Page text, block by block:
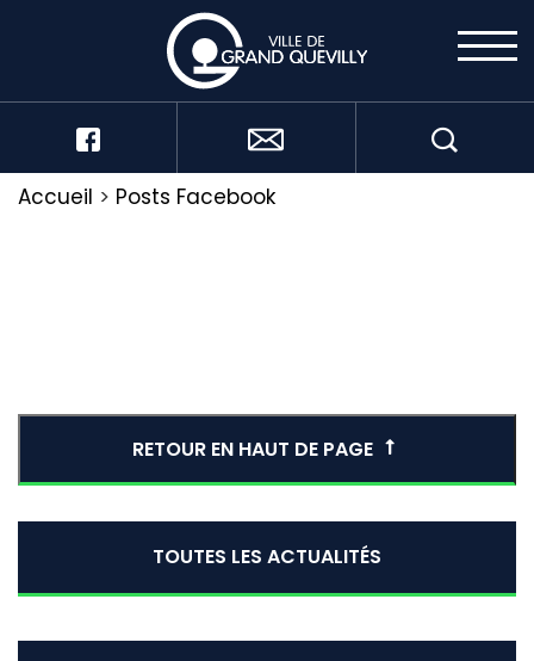
Accueil > Posts Facebook
RETOUR EN HAUT DE PAGE
TOUTES LES ACTUALITÉS